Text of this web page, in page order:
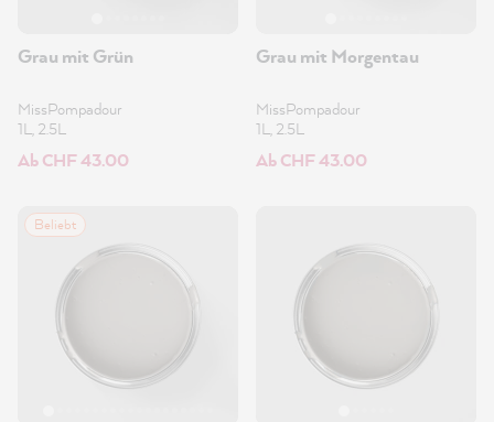
Grau mit Grün
MissPompadour
1L, 2.5L
Ab CHF 43.00
Grau mit Morgentau
MissPompadour
1L, 2.5L
Ab CHF 43.00
Beliebt